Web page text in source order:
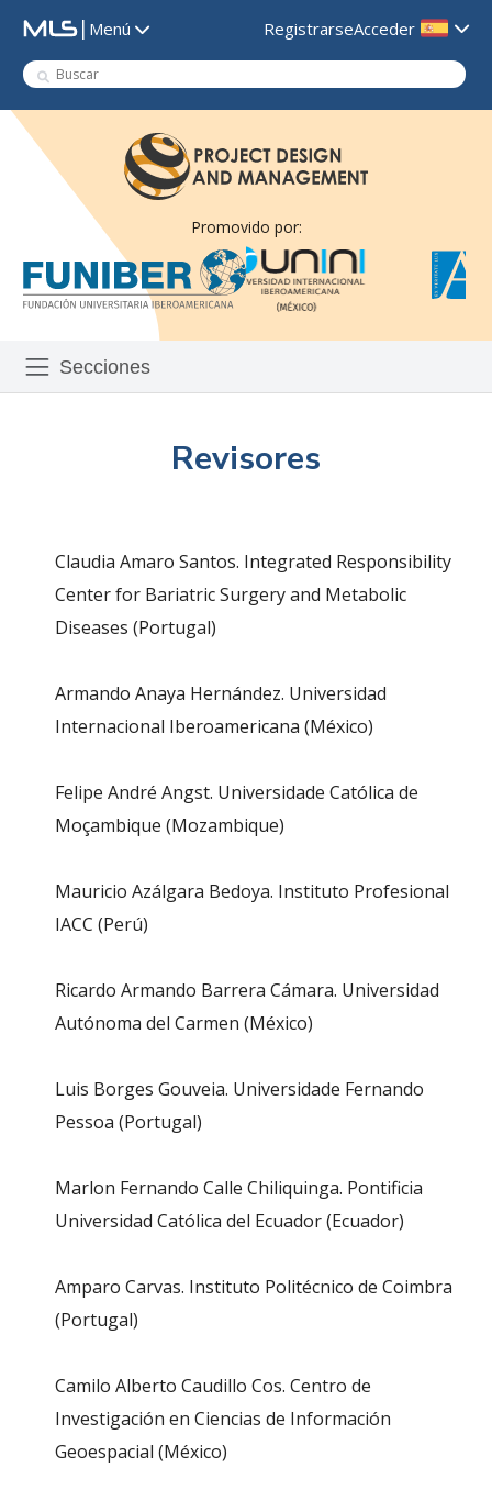
| Menú RegistrarseAcceder
Promovido por:
Secciones
Revisores
Claudia Amaro Santos. Integrated Responsibility
Center for Bariatric Surgery and Metabolic
Diseases (Portugal)
Armando Anaya Hernández. Universidad
Internacional Iberoamericana (México)
Felipe André Angst. Universidade Católica de
Moçambique (Mozambique)
Mauricio Azálgara Bedoya. Instituto Profesional
IACC (Perú)
Ricardo Armando Barrera Cámara. Universidad
Autónoma del Carmen (México)
Luis Borges Gouveia. Universidade Fernando
Pessoa (Portugal)
Marlon Fernando Calle Chiliquinga. Pontificia
Universidad Católica del Ecuador (Ecuador)
Amparo Carvas. Instituto Politécnico de Coimbra
(Portugal)
Camilo Alberto Caudillo Cos. Centro de
Investigación en Ciencias de Información
Geoespacial (México)